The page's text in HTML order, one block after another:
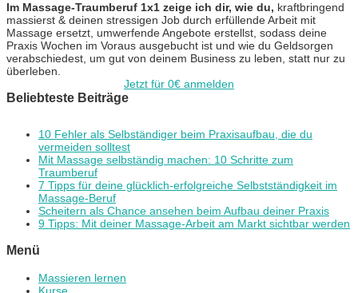
Im Massage-Traumberuf 1x1 zeige ich dir, wie du, kraftbringend
massierst & deinen stressigen Job durch erfüllende Arbeit mit
Massage ersetzt, umwerfende Angebote erstellst, sodass deine
Praxis Wochen im Voraus ausgebucht ist und wie du Geldsorgen
verabschiedest, um gut von deinem Business zu leben, statt nur zu
überleben.
Jetzt für 0€ anmelden
Beliebteste Beiträge
10 Fehler als Selbständiger beim Praxisaufbau, die du
vermeiden solltest
Mit Massage selbständig machen: 10 Schritte zum
Traumberuf
7 Tipps für deine glücklich-erfolgreiche Selbstständigkeit im
Massage-Beruf
Scheitern als Chance ansehen beim Aufbau deiner Praxis
9 Tipps: Mit deiner Massage-Arbeit am Markt sichtbar werden
Menü
Massieren lernen
Kurse